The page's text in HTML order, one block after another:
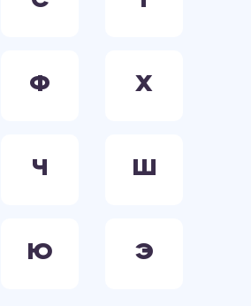
Ф Х
Ч Ш
Ю Э